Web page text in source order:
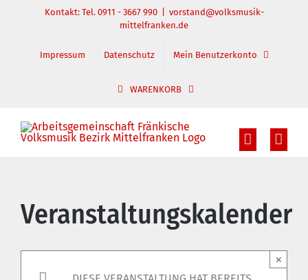
springen
Kontakt: Tel. 0911 - 3667 990
vorstand@volksmusik-
mittelfranken.de
Impressum Datenschutz Mein Benutzerkonto
WARENKORB
Veranstaltungskalender
×